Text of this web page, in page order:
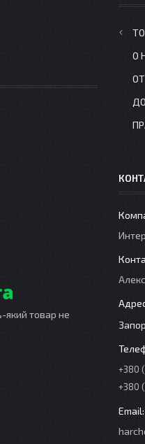
який товар не
О
+380
+380